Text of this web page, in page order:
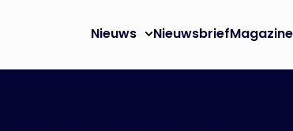
Nieuws NieuwsbriefMagazine